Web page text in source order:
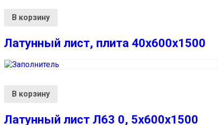
В корзину
Латунный лист, плита 40х600х1500
В корзину
Латунный лист Л63 0, 5х600х1500